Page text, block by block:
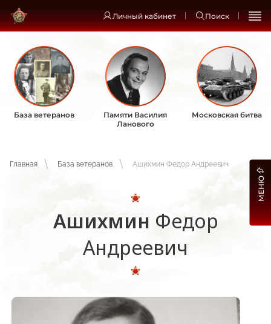
Личный кабинет Поиск
База ветеранов
Памяти Василия
Ланового
Московская битва
Главная База ветеранов Ашихмин Федор Андреевич
Ашихмин Федор
Андреевич
МЕНЮ